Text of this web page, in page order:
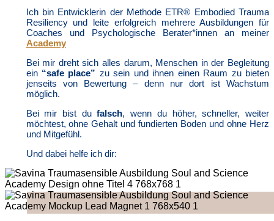
Ich bin Entwicklerin der Methode ETR® Embodied Trauma
Resiliency und leite erfolgreich mehrere Ausbildungen für
Coaches und Psychologische Berater*innen an meiner
Academy
Bei mir dreht sich alles darum, Menschen in der Begleitung
ein “safe place” zu sein und ihnen einen Raum zu bieten
jenseits von Bewertung – denn nur dort ist Wachstum
möglich.
Bei mir bist dufalsch, wenn du höher, schneller, weiter
möchtest, ohne Gehalt und fundierten Boden und ohne Herz
und Mitgefühl.
Und dabei helfe ich dir: